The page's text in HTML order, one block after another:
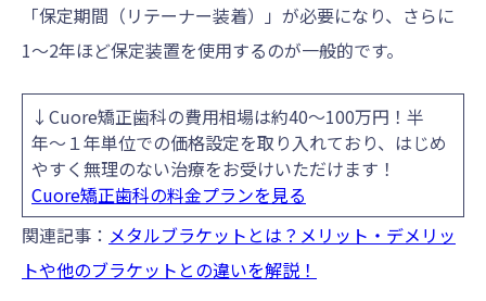
「保定期間（リテーナー装着）」が必要になり、さらに
1〜2年ほど保定装置を使用するのが一般的です。
↓Cuore矯正歯科の費用相場は約40〜100万円！半
年〜１年単位での価格設定を取り入れており、はじめ
やすく無理のない治療をお受けいただけます！
Cuore矯正歯科の料金プランを見る
関連記事： メタルブラケットとは？メリット・デメリッ
トや他のブラケットとの違いを解説！